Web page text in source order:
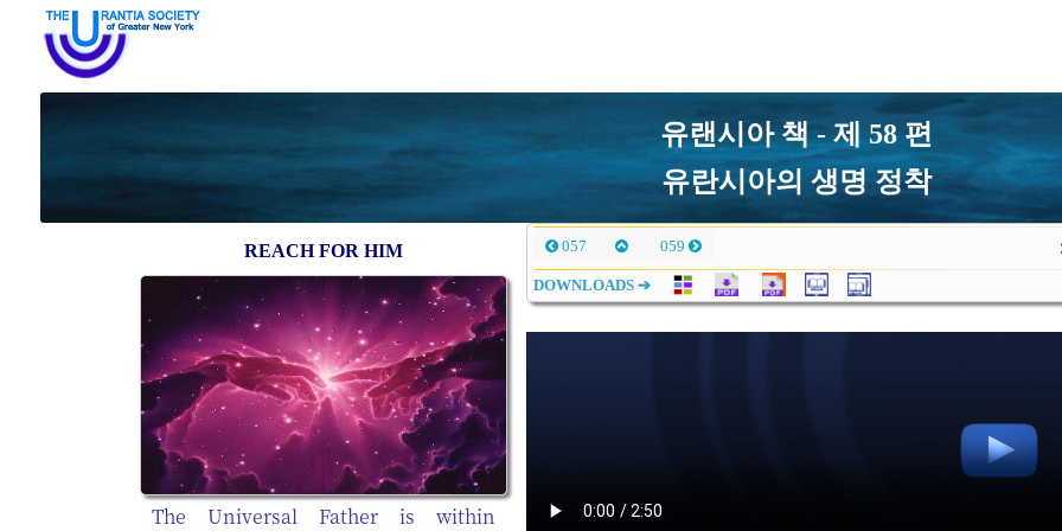
유랜시아 책 - 제 58 편
유란시아의 생명 정착
057 059
DOWNLOADS ➔
REACH FOR HIM
The Universal Father is within